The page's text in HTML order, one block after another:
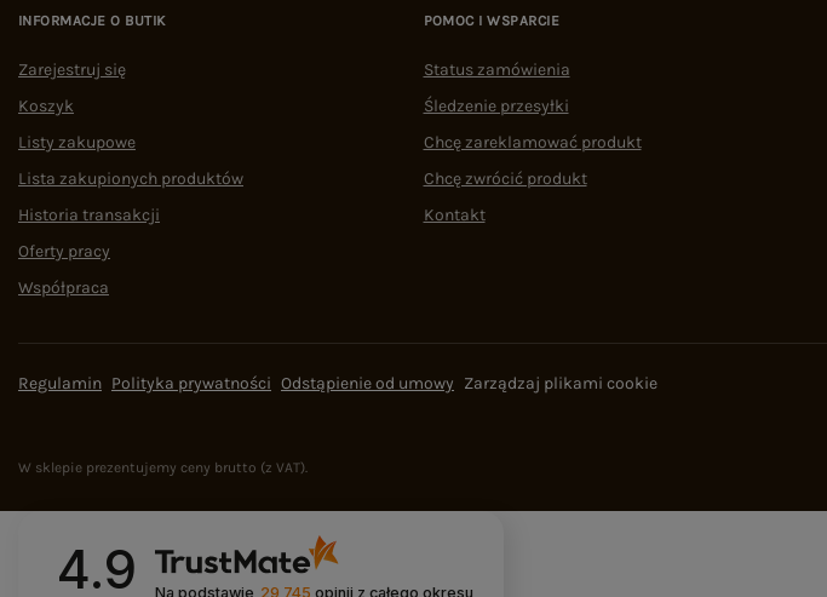
INFORMACJE O BUTIK
Zarejestruj się
Koszyk
Listy zakupowe
Lista zakupionych produktów
Historia transakcji
Oferty pracy
Współpraca
POMOC I WSPARCIE
Status zamówienia
Śledzenie przesyłki
Chcę zareklamować produkt
Chcę zwrócić produkt
Kontakt
Regulamin Polityka prywatności Odstąpienie od umowy Zarządzaj plikami cookie
W sklepie prezentujemy ceny brutto (z VAT).
4.9 Na podstawie 29 745 opinii z całego okresu